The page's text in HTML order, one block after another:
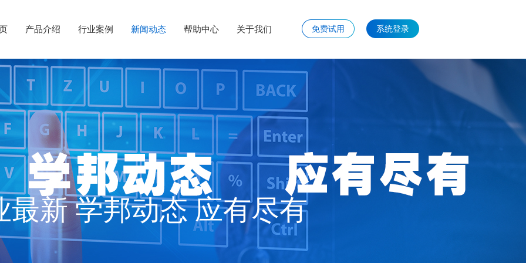
产品介绍 行业案例 新闻动态 帮助中心 关于我们 免费试用 系统登录
最新 学邦动态 应有尽有